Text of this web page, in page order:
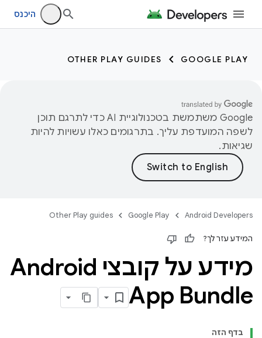
היכנס
GOOGLE PLAY
OTHER PLAY GUIDES
‫Google משתמשת בטכנולוגיית AI כדי לתרגם תוכן
לשפה המועדפת עליך. בתרגומים כאלו עשויות להיות
שגיאות.
Android Developers
Google Play
Other Play guides
המידע עזר לך?
מידע על קובצי Android
App Bundle
בדף הזה